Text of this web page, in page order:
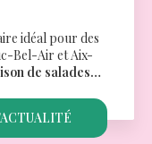
FreshBox,
des
et